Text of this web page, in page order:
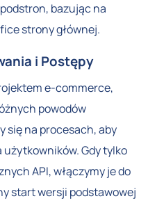
bazując na
strony głównej.
i Postępy
e-commerce,
powodów
się na procesach, aby
Gdy tylko
API, włączymy je do
start wersji podstawowej